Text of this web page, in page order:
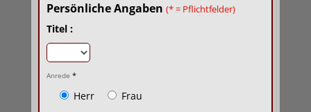
Persönliche Angaben (* = Pflichtfelder)
Titel :
Anrede *
Herr Frau